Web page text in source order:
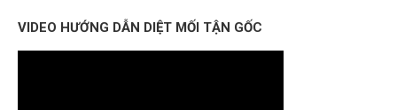
VIDEO HƯỚNG DẪN DIỆT MỐI TẬN GỐC